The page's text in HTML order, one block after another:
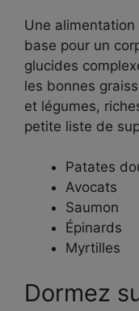
Une alimentation
base pour un
glucides
les bonnes
et légumes,
petite liste de
Patates
Avocats
Saumon
Épinards
Myrtilles
Dormez